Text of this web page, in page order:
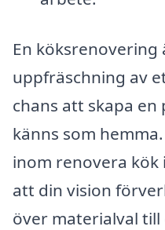
En köksrenovering
uppfräschning av
chans att skapa
känns som
inom renovera kök
att din vision
över materialval